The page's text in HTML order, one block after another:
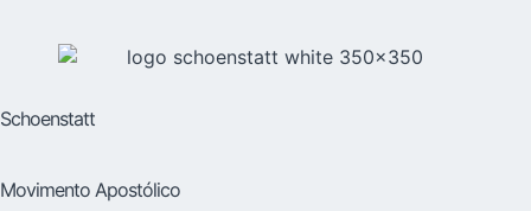
Schoenstatt
Movimento Apostólico